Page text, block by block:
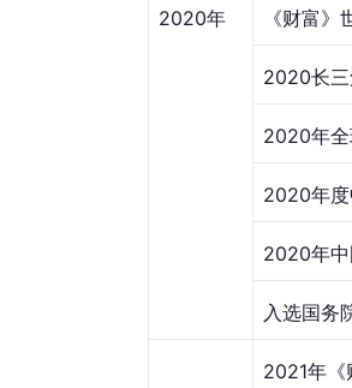
2020年 《财富
2020长
2020年
2020年
2020年
入选国务
2021年